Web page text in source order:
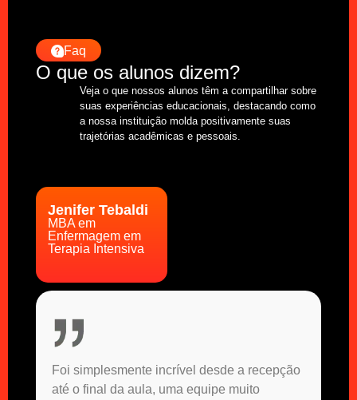
Faq
O que os alunos dizem?
Veja o que nossos alunos têm a compartilhar sobre
suas experiências educacionais, destacando como
a nossa instituição molda positivamente suas
trajetórias acadêmicas e pessoais.
Jenifer Tebaldi
MBA em
Enfermagem em
Terapia Intensiva
Foi simplesmente incrível desde a recepção
até o final da aula, uma equipe muito